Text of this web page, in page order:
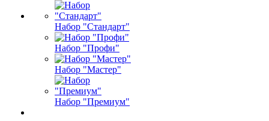
Набор "Стандарт"
Набор "Профи"
Набор "Мастер"
Набор "Премиум"